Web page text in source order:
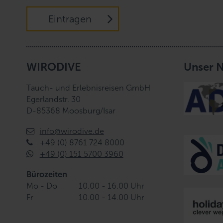
Eintragen
WIRODIVE
Tauch- und Erlebnisreisen GmbH
Egerlandstr. 30
D-85368 Moosburg/Isar
info@wirodive.de
+49 (0) 8761 724 8000
+49 (0) 151 5700 3960
Bürozeiten
Mo - Do
10.00 - 16.00 Uhr
Fr
10.00 - 14.00 Uhr
Unser